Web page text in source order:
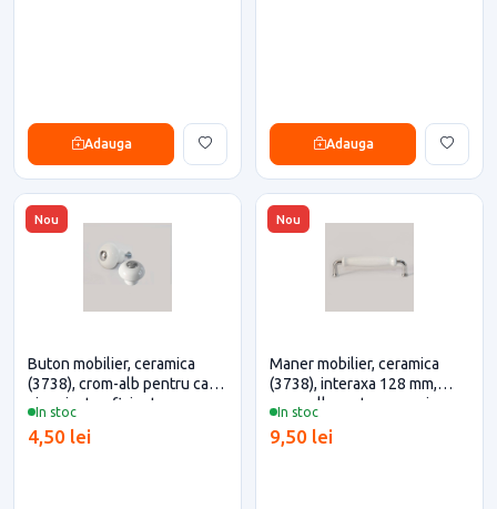
Adauga Adauga
Nou
In stoc
Buton mobilier, ceramica
(3738), crom-alb pentru casa
si proiecte eficiente
4,50 lei
Nou
In stoc
Maner mobilier, ceramica
(3738), interaxa 128 mm,
crom-alb pentru casa si
9,50 lei